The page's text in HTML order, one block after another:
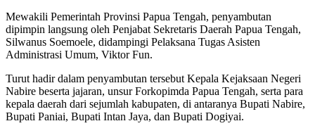
Mewakili Pemerintah Provinsi Papua Tengah, penyambutan
dipimpin langsung oleh Penjabat Sekretaris Daerah Papua Tengah,
Silwanus Soemoele, didampingi Pelaksana Tugas Asisten
Administrasi Umum, Viktor Fun.
Turut hadir dalam penyambutan tersebut Kepala Kejaksaan Negeri
Nabire beserta jajaran, unsur Forkopimda Papua Tengah, serta para
kepala daerah dari sejumlah kabupaten, di antaranya Bupati Nabire,
Bupati Paniai, Bupati Intan Jaya, dan Bupati Dogiyai.